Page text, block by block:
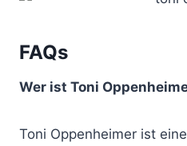
FAQs
Wer ist Toni
Toni Oppenheimer ist